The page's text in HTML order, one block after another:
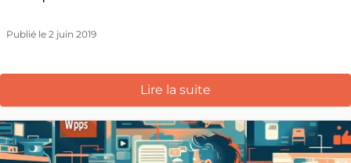
Publié le 2 juin 2019
Lire la suite